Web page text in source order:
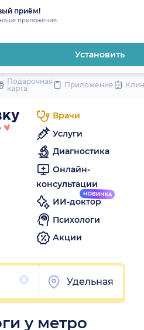
приём!
наше приложение
Установить
Подарочная
карта
Приложение
Врачи
Услуги
Диагностика
Онлайн-
консультации
ИИ-доктор
Психологи
Акции
Удельная
у метро